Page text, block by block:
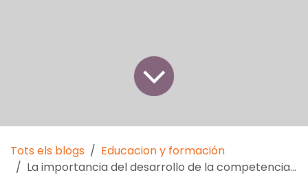
Tots els blogs
Educacion y formación
La importancia del desarrollo de la competencia digital